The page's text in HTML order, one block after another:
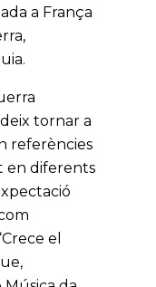
a França
tornar a
referències
en diferents
el